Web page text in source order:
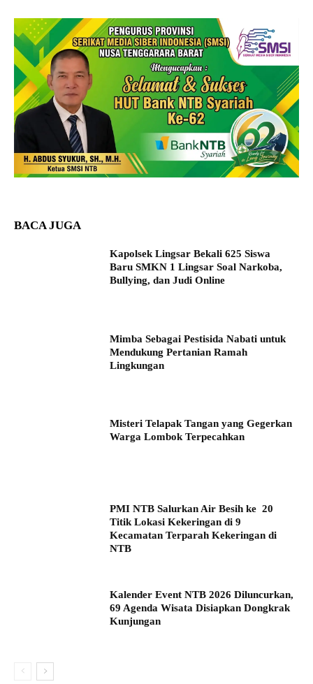
BACA JUGA
Kapolsek Lingsar Bekali 625 Siswa
Baru SMKN 1 Lingsar Soal Narkoba,
Bullying, dan Judi Online
Mimba Sebagai Pestisida Nabati untuk
Mendukung Pertanian Ramah
Lingkungan
Misteri Telapak Tangan yang Gegerkan
Warga Lombok Terpecahkan
PMI NTB Salurkan Air Besih ke 20
Titik Lokasi Kekeringan di 9
Kecamatan Terparah Kekeringan di
NTB
Kalender Event NTB 2026 Diluncurkan,
69 Agenda Wisata Disiapkan Dongkrak
Kunjungan